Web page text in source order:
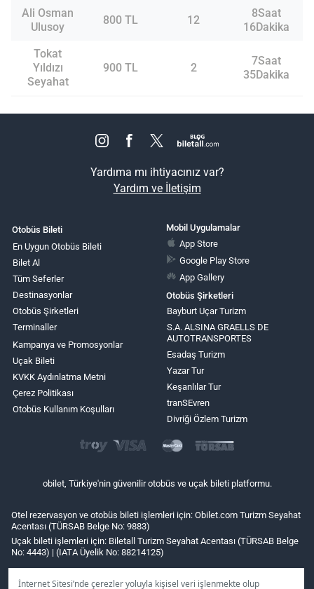
İnternet Sitesi’nde çerezler yoluyla kişisel veri işlenmekte olup
Ali Osman
Ulusoy
800 TL 12
8Saat
16Dakika
Tokat
Yıldızı
Seyahat
900 TL 2
7Saat
35Dakika
Yardıma mı ihtiyacınız var?
Yardım ve İletişim
Otobüs Bileti
En Uygun Otobüs Bileti
Bilet Al
Tüm Seferler
Destinasyonlar
Otobüs Şirketleri
Terminaller
Kampanya ve Promosyonlar
Uçak Bileti
KVKK Aydınlatma Metni
Çerez Politikası
Otobüs Kullanım Koşulları
Mobil Uygulamalar
App Store
Google Play Store
App Gallery
Otobüs Şirketleri
Bayburt Uçar Turizm
S.A. ALSINA GRAELLS DE
AUTOTRANSPORTES
Esadaş Turizm
Yazar Tur
Keşanlılar Tur
tranSEvren
Divriği Özlem Turizm
obilet, Türkiye'nin güvenilir otobüs ve uçak bileti platformu.
Otel rezervasyon ve otobüs bileti işlemleri için: Obilet.com Turizm Seyahat
Acentası (TÜRSAB Belge No: 9883)
Uçak bileti işlemleri için: Biletall Turizm Seyahat Acentası (TÜRSAB Belge
No: 4443) | (IATA Üyelik No: 88214125)